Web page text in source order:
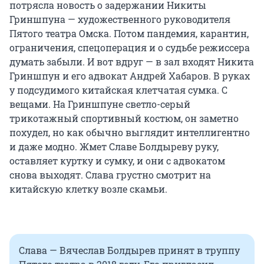
потрясла новость о задержании Никиты
Гриншпуна — художественного руководителя
Пятого театра Омска. Потом пандемия, карантин,
ограничения, спецоперация и о судьбе режиссера
думать забыли. И вот вдруг — в зал входят Никита
Гриншпун и его адвокат Андрей Хабаров. В руках
у подсудимого китайская клетчатая сумка. С
вещами. На Гриншпуне светло-серый
трикотажный спортивный костюм, он заметно
похудел, но как обычно выглядит интеллигентно
и даже модно. Жмет Славе Болдыреву руку,
оставляет куртку и сумку, и они с адвокатом
снова выходят. Слава грустно смотрит на
китайскую клетку возле скамьи.
Слава — Вячеслав Болдырев принят в труппу